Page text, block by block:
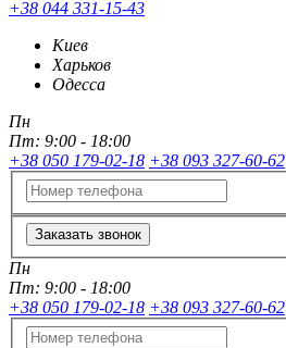
+38 044 331-15-43
Киев
Харьков
Одесса
Пн
Пт: 9:00 - 18:00
+38 050 179-02-18 +38 093 327-60-62
Заказать звонок
Пн
Пт: 9:00 - 18:00
+38 050 179-02-18 +38 093 327-60-62